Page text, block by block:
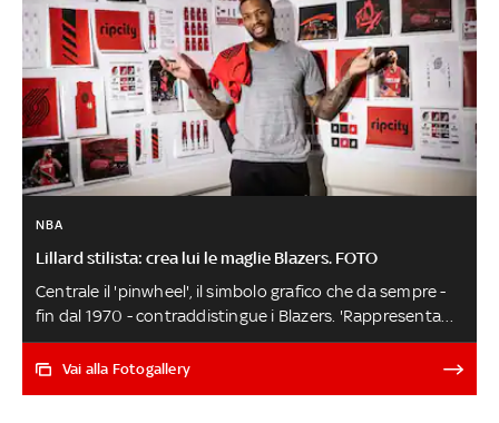
NBA
Lillard stilista: crea lui le maglie Blazers. FOTO
Centrale il 'pinwheel', il simbolo grafico che da sempre -
fin dal 1970 - contraddistingue i Blazers. 'Rappresenta
due concetti importanti: lavoro di squadra e unità',
spiega Lillard, che delle nuove 'Statement Edition' per la
Vai alla Fotogallery